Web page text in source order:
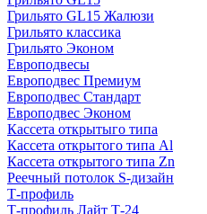
Грильято GL15 Жалюзи
Грильято классика
Грильято Эконом
Европодвесы
Европодвес Премиум
Европодвес Стандарт
Европодвес Эконом
Кассета открытыго типа
Кассета открытого типа Al
Кассета открытого типа Zn
Реечный потолок S-дизайн
Т-профиль
Т-профиль Лайт Т-24